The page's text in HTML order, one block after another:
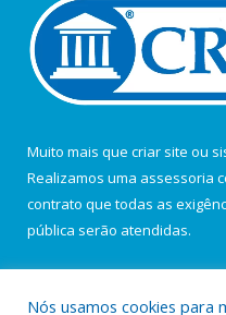
Muito mais que criar site ou
Realizamos uma assessoria
contrato que todas as
pública serão atendidas.
Nós usamos cookies para